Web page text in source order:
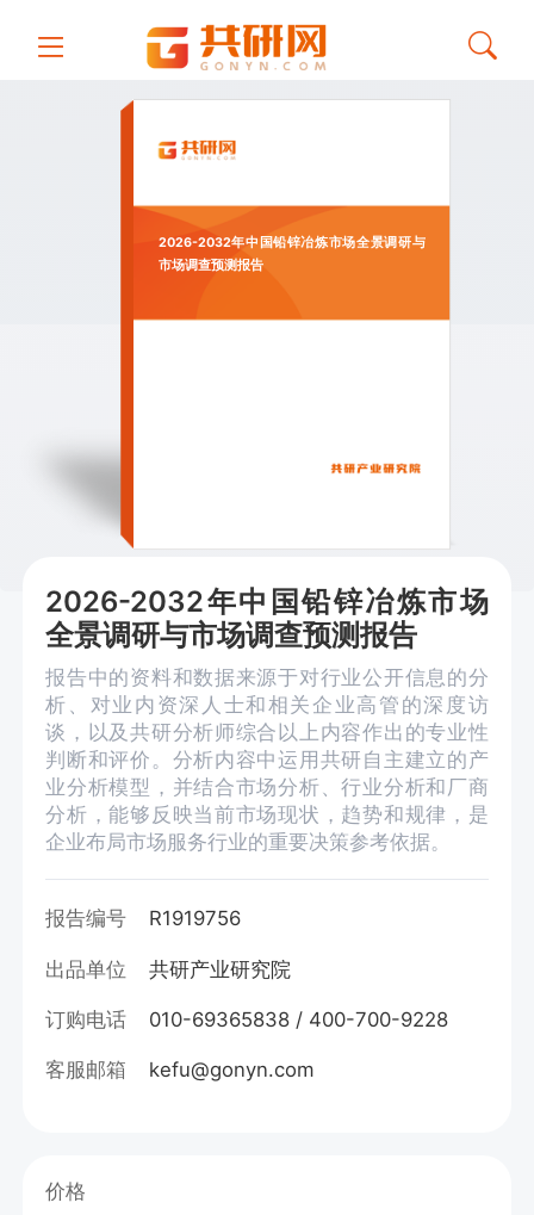
2026-2032年中国铅锌冶炼市场全景调研与
市场调查预测报告
2026-2032年中国铅锌冶炼市场
全景调研与市场调查预测报告
报告中的资料和数据来源于对行业公开信息的分
析、对业内资深人士和相关企业高管的深度访
谈，以及共研分析师综合以上内容作出的专业性
判断和评价。分析内容中运用共研自主建立的产
业分析模型，并结合市场分析、行业分析和厂商
分析，能够反映当前市场现状，趋势和规律，是
企业布局市场服务行业的重要决策参考依据。
报告编号 R1919756
出品单位 共研产业研究院
订购电话 010-69365838 / 400-700-9228
客服邮箱 kefu@gonyn.com
价格